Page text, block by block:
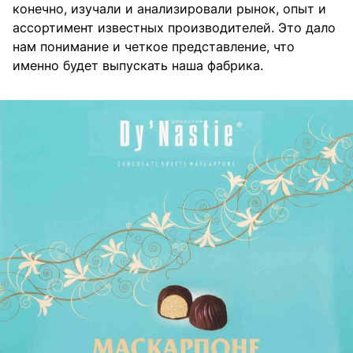
конечно, изучали и анализировали рынок, опыт и
ассортимент известных производителей. Это дало
нам понимание и четкое представление, что
именно будет выпускать наша фабрика.